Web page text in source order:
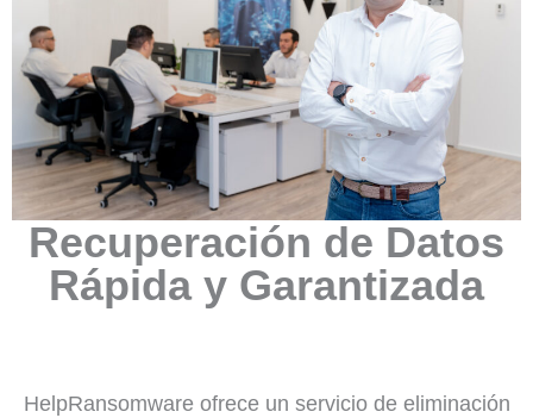
Recuperación de Datos
Rápida y Garantizada
HelpRansomware ofrece un servicio de eliminación